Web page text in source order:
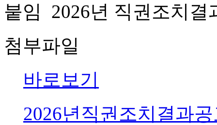
붙임 2026년 직권조치결
첨부파일
바로보기
2026년직권조치결과